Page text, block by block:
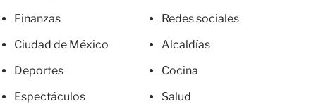
Finanzas
Ciudad de México
Deportes
Espectáculos
Redes sociales
Alcaldías
Cocina
Salud